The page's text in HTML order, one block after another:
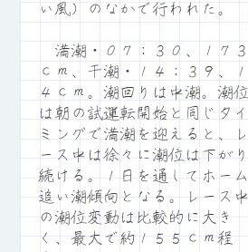
い風）のなかで行われた。
満潮・０７：３０、１７３
ｃｍ、干潮・１４：３９、１
４ｃｍ。潮回りは中潮。潮位
は朝の試運転開始と同じタイ
ミングで満潮を迎えると、レ
ース中は徐々に潮位は下がり
続ける。１日を通してホーム
追い潮傾向となる。レース中
の潮位変動は比較的に大き
く、最大で約１５５ｃｍ程